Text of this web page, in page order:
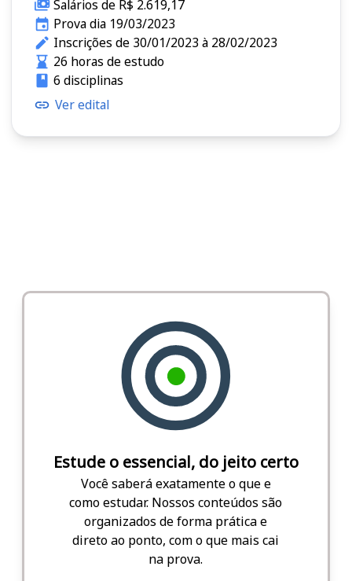
Salários de R$ 2.619,17
Prova dia 19/03/2023
Inscrições de 30/01/2023 à 28/02/2023
26 horas de estudo
6 disciplinas
Ver edital
Estude o essencial, do jeito certo
Você saberá exatamente o que e
como estudar. Nossos conteúdos são
organizados de forma prática e
direto ao ponto, com o que mais cai
na prova.